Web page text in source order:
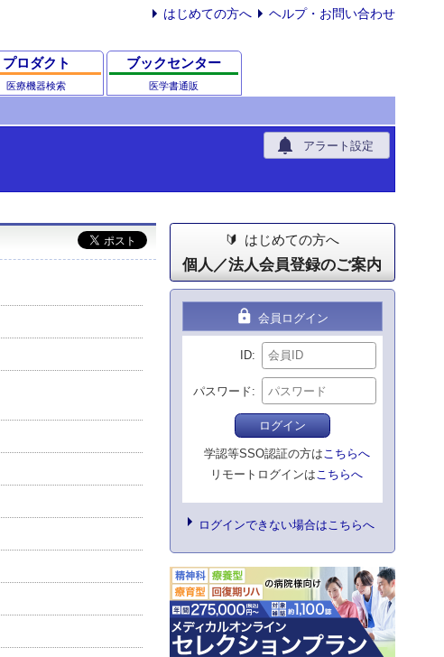
はじめての方へ ヘルプ・お問い合わせ
プロダクト
医療機器検索
ブックセンター
医学書通販
notifications アラート設定
はじめての方へ
個人／法人会員登録のご案内
lock 会員ログイン
ID
パスワード
ログイン
学認等SSO認証の方はこちらへ
リモートログインはこちらへ
ログインできない場合はこちらへ